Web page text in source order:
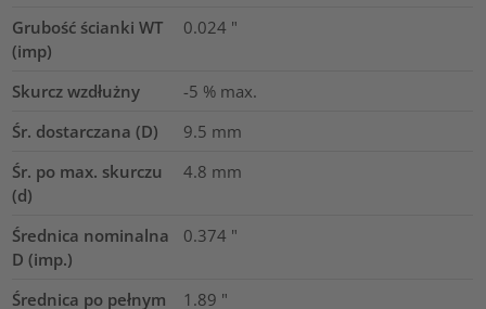
Grubość ścianki WT
(imp)
0.024 "
Skurcz wzdłużny
-5 % max.
Śr. dostarczana (D)
9.5 mm
Śr. po max. skurczu
(d)
4.8 mm
Średnica nominalna
D (imp.)
0.374 "
Średnica po pełnym 1.89 "